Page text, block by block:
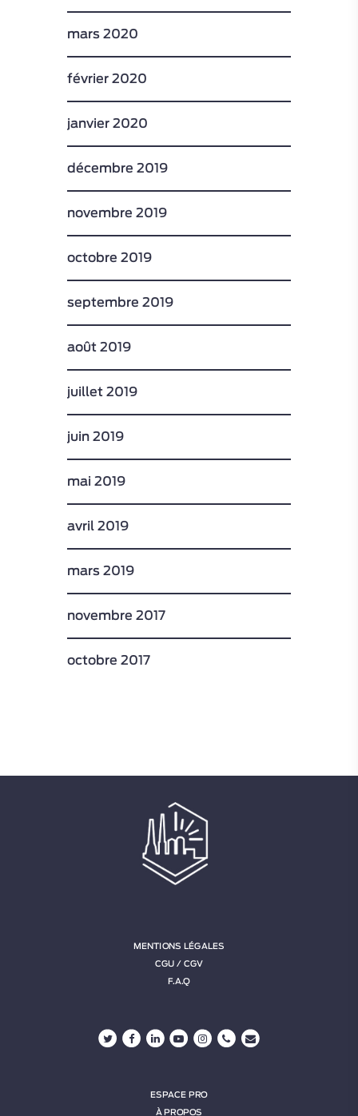
mars 2020
février 2020
janvier 2020
décembre 2019
novembre 2019
octobre 2019
septembre 2019
août 2019
juillet 2019
juin 2019
mai 2019
avril 2019
mars 2019
novembre 2017
octobre 2017
MENTIONS LÉGALES
CGU / CGV
F.A.Q
ESPACE PRO
À PROPOS